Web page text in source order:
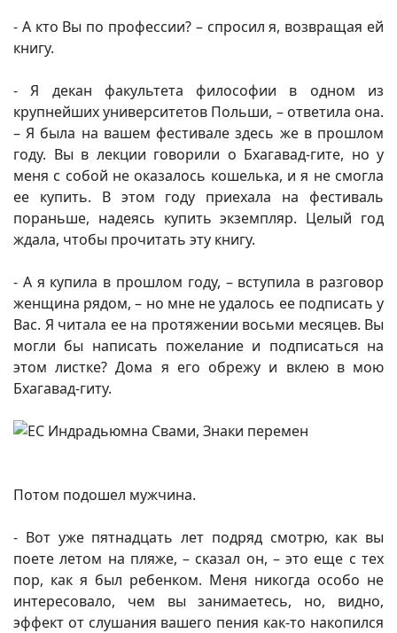
- А кто Вы по профессии? – спросил я, возвращая ей
книгу.
- Я декан факультета философии в одном из
крупнейших университетов Польши, – ответила она.
– Я была на вашем фестивале здесь же в прошлом
году. Вы в лекции говорили о Бхагавад-гите, но у
меня с собой не оказалось кошелька, и я не смогла
ее купить. В этом году приехала на фестиваль
пораньше, надеясь купить экземпляр. Целый год
ждала, чтобы прочитать эту книгу.
- А я купила в прошлом году, – вступила в разговор
женщина рядом, – но мне не удалось ее подписать у
Вас. Я читала ее на протяжении восьми месяцев. Вы
могли бы написать пожелание и подписаться на
этом листке? Дома я его обрежу и вклею в мою
Бхагавад-гиту.
Потом подошел мужчина.
- Вот уже пятнадцать лет подряд смотрю, как вы
поете летом на пляже, – сказал он, – это еще с тех
пор, как я был ребенком. Меня никогда особо не
интересовало, чем вы занимаетесь, но, видно,
эффект от слушания вашего пения как-то накопился